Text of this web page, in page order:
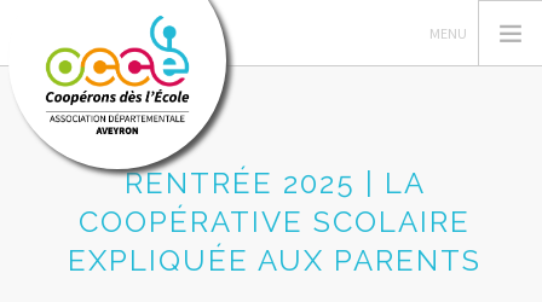
L'OCCE
GÉRER SA COOP
RENTRÉE 2025 | LA
COOPÉRATIVE SCOLAIRE
EXPLIQUÉE AUX PARENTS